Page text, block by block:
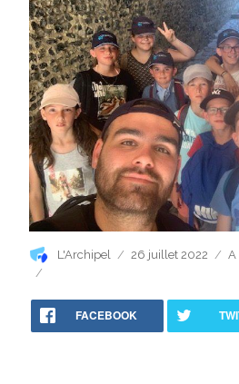
Auteur
L'Archipel
Publié
26 juillet 2022 A
FACEBOOK